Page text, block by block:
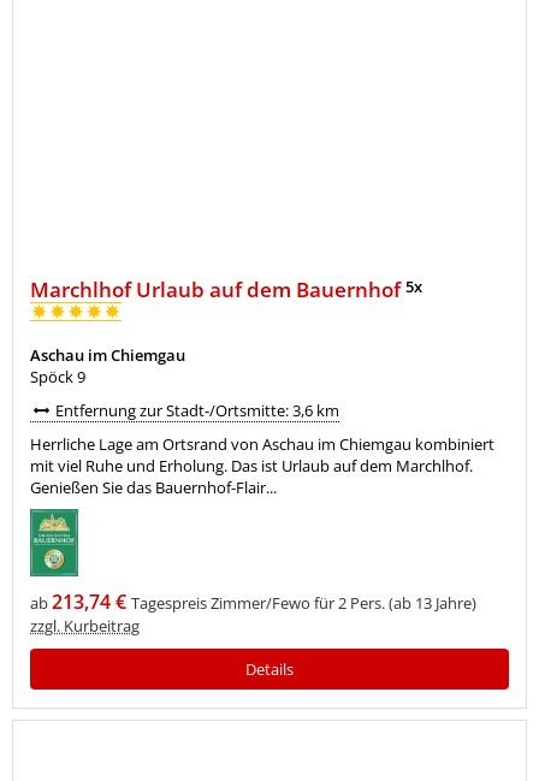
Marchlhof Urlaub auf dem Bauernhof5x
Aschau im Chiemgau
Spöck 9
Entfernung zur Stadt-/Ortsmitte: 3,6 km
Herrliche Lage am Ortsrand von Aschau im Chiemgau kombiniert
mit viel Ruhe und Erholung. Das ist Urlaub auf dem Marchlhof.
Genießen Sie das Bauernhof-Flair...
ab213,74 € Tagespreis Zimmer/Fewo für 2 Pers. (ab 13 Jahre)
zzgl. Kurbeitrag
Details